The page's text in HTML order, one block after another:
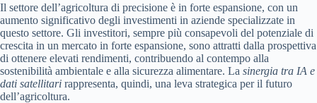
Il settore dell’agricoltura di precisione è in forte espansione, con un
aumento significativo degli investimenti in aziende specializzate in
questo settore. Gli investitori, sempre più consapevoli del potenziale di
crescita in un mercato in forte espansione, sono attratti dalla prospettiva
di ottenere elevati rendimenti, contribuendo al contempo alla
sostenibilità ambientale e alla sicurezza alimentare. La sinergia tra IA e
dati satellitari rappresenta, quindi, una leva strategica per il futuro
dell’agricoltura.